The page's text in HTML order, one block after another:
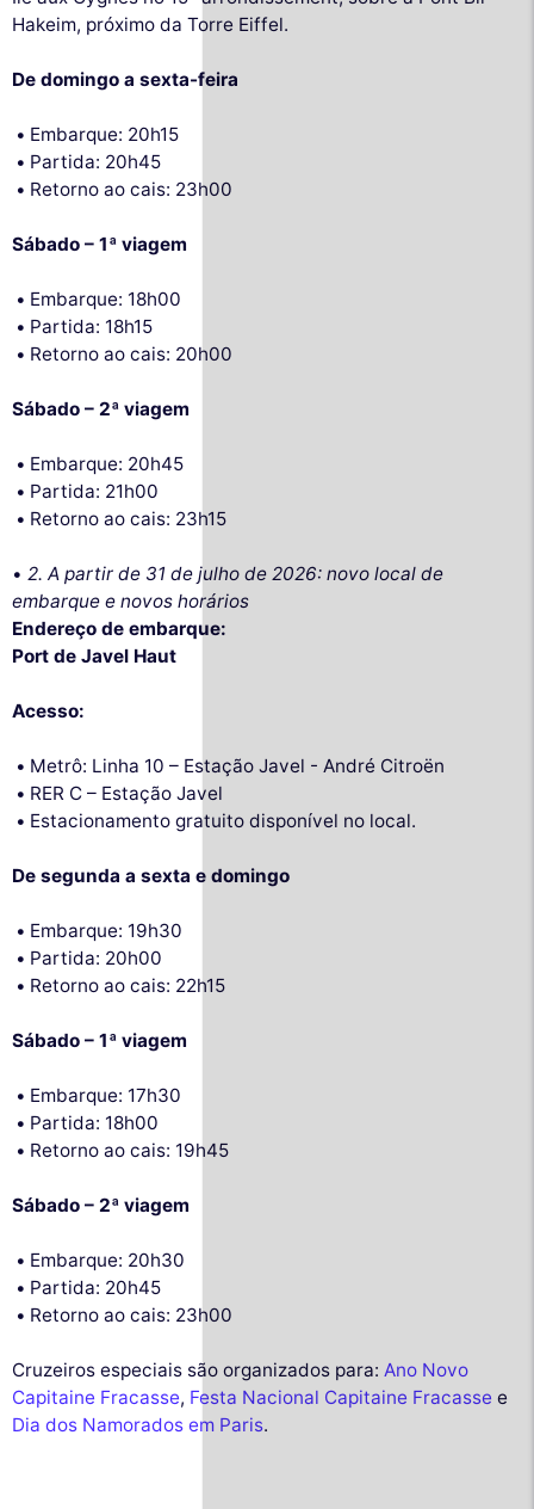
Hakeim, próximo da Torre Eiffel.
De domingo a sexta-feira
Embarque: 20h15
Partida: 20h45
Retorno ao cais: 23h00
Sábado – 1ª viagem
Embarque: 18h00
Partida: 18h15
Retorno ao cais: 20h00
Sábado – 2ª viagem
Embarque: 20h45
Partida: 21h00
Retorno ao cais: 23h15
• 2. A partir de 31 de julho de 2026: novo local de
embarque e novos horários
Endereço de embarque:
Port de Javel Haut
Acesso:
Metrô: Linha 10 – Estação Javel - André Citroën
RER C – Estação Javel
Estacionamento gratuito disponível no local.
De segunda a sexta e domingo
Embarque: 19h30
Partida: 20h00
Retorno ao cais: 22h15
Sábado – 1ª viagem
Embarque: 17h30
Partida: 18h00
Retorno ao cais: 19h45
Sábado – 2ª viagem
Embarque: 20h30
Partida: 20h45
Retorno ao cais: 23h00
Cruzeiros especiais são organizados para: Ano Novo
Capitaine Fracasse, Festa Nacional Capitaine Fracasse e
Dia dos Namorados em Paris.